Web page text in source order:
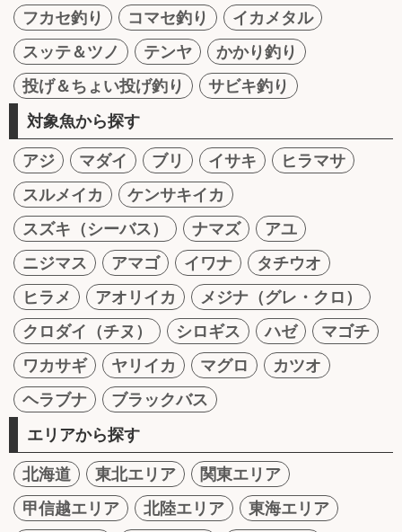
フカセ釣り
コマセ釣り
イカメタル
スッテ＆ツノ
テンヤ
かかり釣り
投げ＆ちょい投げ釣り
サビキ釣り
対象魚から探す
アジ マダイ ブリ イサキ
ヒラマサ
スルメイカ
ケンサキイカ
スズキ（シーバス）
ナマズ
アユ
ニジマス
アマゴ イワナ
タチウオ
ヒラメ
アオリイカ
メジナ（グレ・クロ）
クロダイ（チヌ）
シロギス ハゼ
マゴチ
ワカサギ
ヤリイカ マグロ
カツオ
ヘラブナ
ブラックバス
エリアから探す
北海道 東北エリア
関東エリア
甲信越エリア
北陸エリア
東海エリア